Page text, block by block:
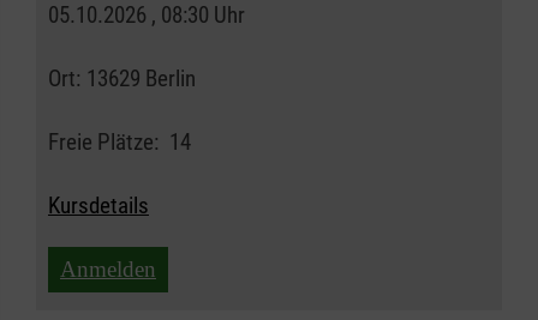
05.10.2026 , 08:30 Uhr
Ort: 13629 Berlin
Freie Plätze: 14
Kursdetails
Anmelden